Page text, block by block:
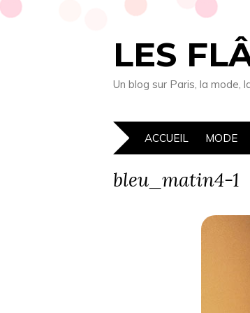
LES
Un blog sur Paris, la mode,
ACCUEIL MODE
bleu_matin4-1